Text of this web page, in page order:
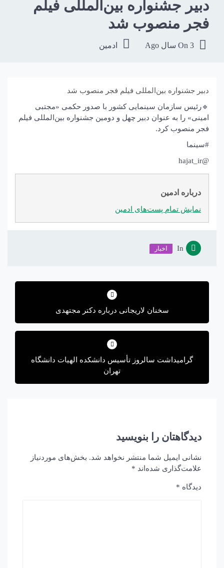
دبیر جشنواره بین‌المللی فیلم
فجر منصوب شد
On 3 سال Ago ادمین
دبیر جشنواره بین‌المللی فیلم فجر منصوب شد
🔹رئیس سازمان سینمایی کشور با صدور حکمی «مجتبی
امینی» را به عنوان دبیر چهل و دومین جشنواره بین‌المللی فیلم
فجر منصوب کرد.
#سینما
@hajat_ir
درباره ادمین
نمایش تمام پست‌های ادمین
In اخبار
راهبری
سخنان لاریجانی درباره دکتر مجتهدی
گرامیداشت سالروز تأسیس دانشکده الهیات دانشگاه
تهران
دیدگاهتان را بنویسید
نشانی ایمیل شما منتشر نخواهد شد. بخش‌های موردنیاز
علامت‌گذاری شده‌اند *
دیدگاه *